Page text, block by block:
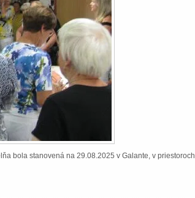
bola stanovená na 29.08.2025 v Galante, v priestoroch